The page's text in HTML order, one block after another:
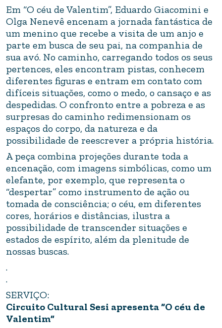
Em “O céu de Valentim”, Eduardo Giacomini e
Olga Nenevê encenam a jornada fantástica de
um menino que recebe a visita de um anjo e
parte em busca de seu pai, na companhia de
sua avó. No caminho, carregando todos os seus
pertences, eles encontram pistas, conhecem
diferentes figuras e entram em contato com
difíceis situações, como o medo, o cansaço e as
despedidas. O confronto entre a pobreza e as
surpresas do caminho redimensionam os
espaços do corpo, da natureza e da
possibilidade de reescrever a própria história.
A peça combina projeções durante toda a
encenação, com imagens simbólicas, como um
elefante, por exemplo, que representa o
“despertar” como instrumento de ação ou
tomada de consciência; o céu, em diferentes
cores, horários e distâncias, ilustra a
possibilidade de transcender situações e
estados de espírito, além da plenitude de
nossas buscas.
.
.
SERVIÇO:
Circuito Cultural Sesi apresenta “O céu de
Valentim”